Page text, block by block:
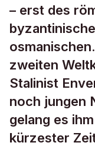
– erst des
zweiten
Stalinist
noch jungen
gelang es
kürzester